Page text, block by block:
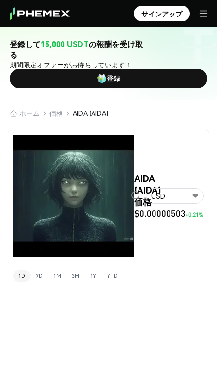
サインアップ
登録して15,000 USDTの報酬を受け取
る
期間限定オファーがお待ちしています！
登録
ホーム 価格 AIDA (AIDA)
AIDA
(AIDA)
価格
$0.00000503+0.21%
USD
1D 7D 1M 3M 1Y YTD